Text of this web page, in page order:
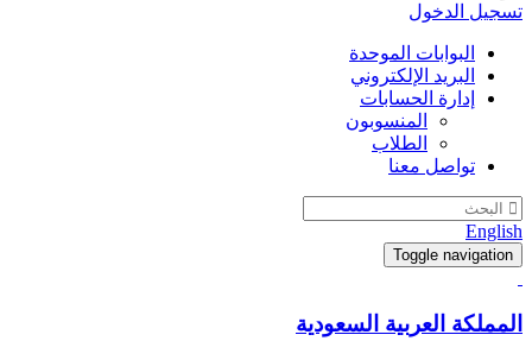
تسجيل الدخول
البوابات الموحدة
البريد الإلكتروني
إدارة الحسابات
المنسوبون
الطلاب
تواصل معنا
English
Toggle navigation
المملكة العربية السعودية